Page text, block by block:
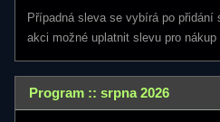
Případná sleva se vybírá po
akci možné uplatnit slevu pro nákup
Program :: srpna 2026